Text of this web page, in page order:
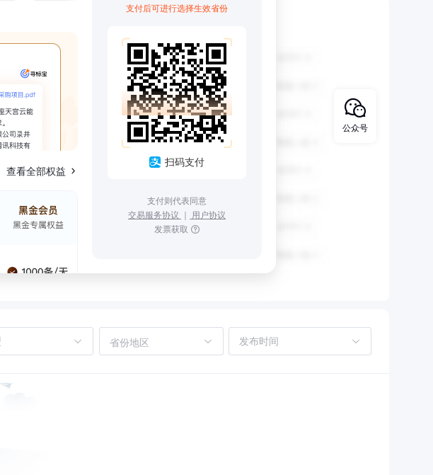
查看全部权益
支付后可进行选择生效省份
扫码支付
支付则代表同意
交易服务协议 ｜ 用户协议
发票获取
省份地区
公众号